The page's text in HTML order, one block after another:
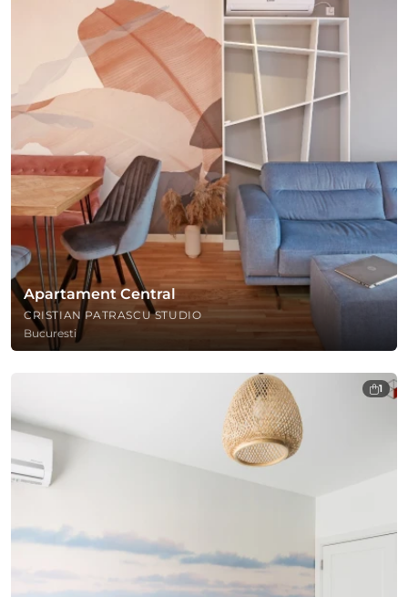
Apartament Central
CRISTIAN PATRASCU STUDIO
Bucuresti
1